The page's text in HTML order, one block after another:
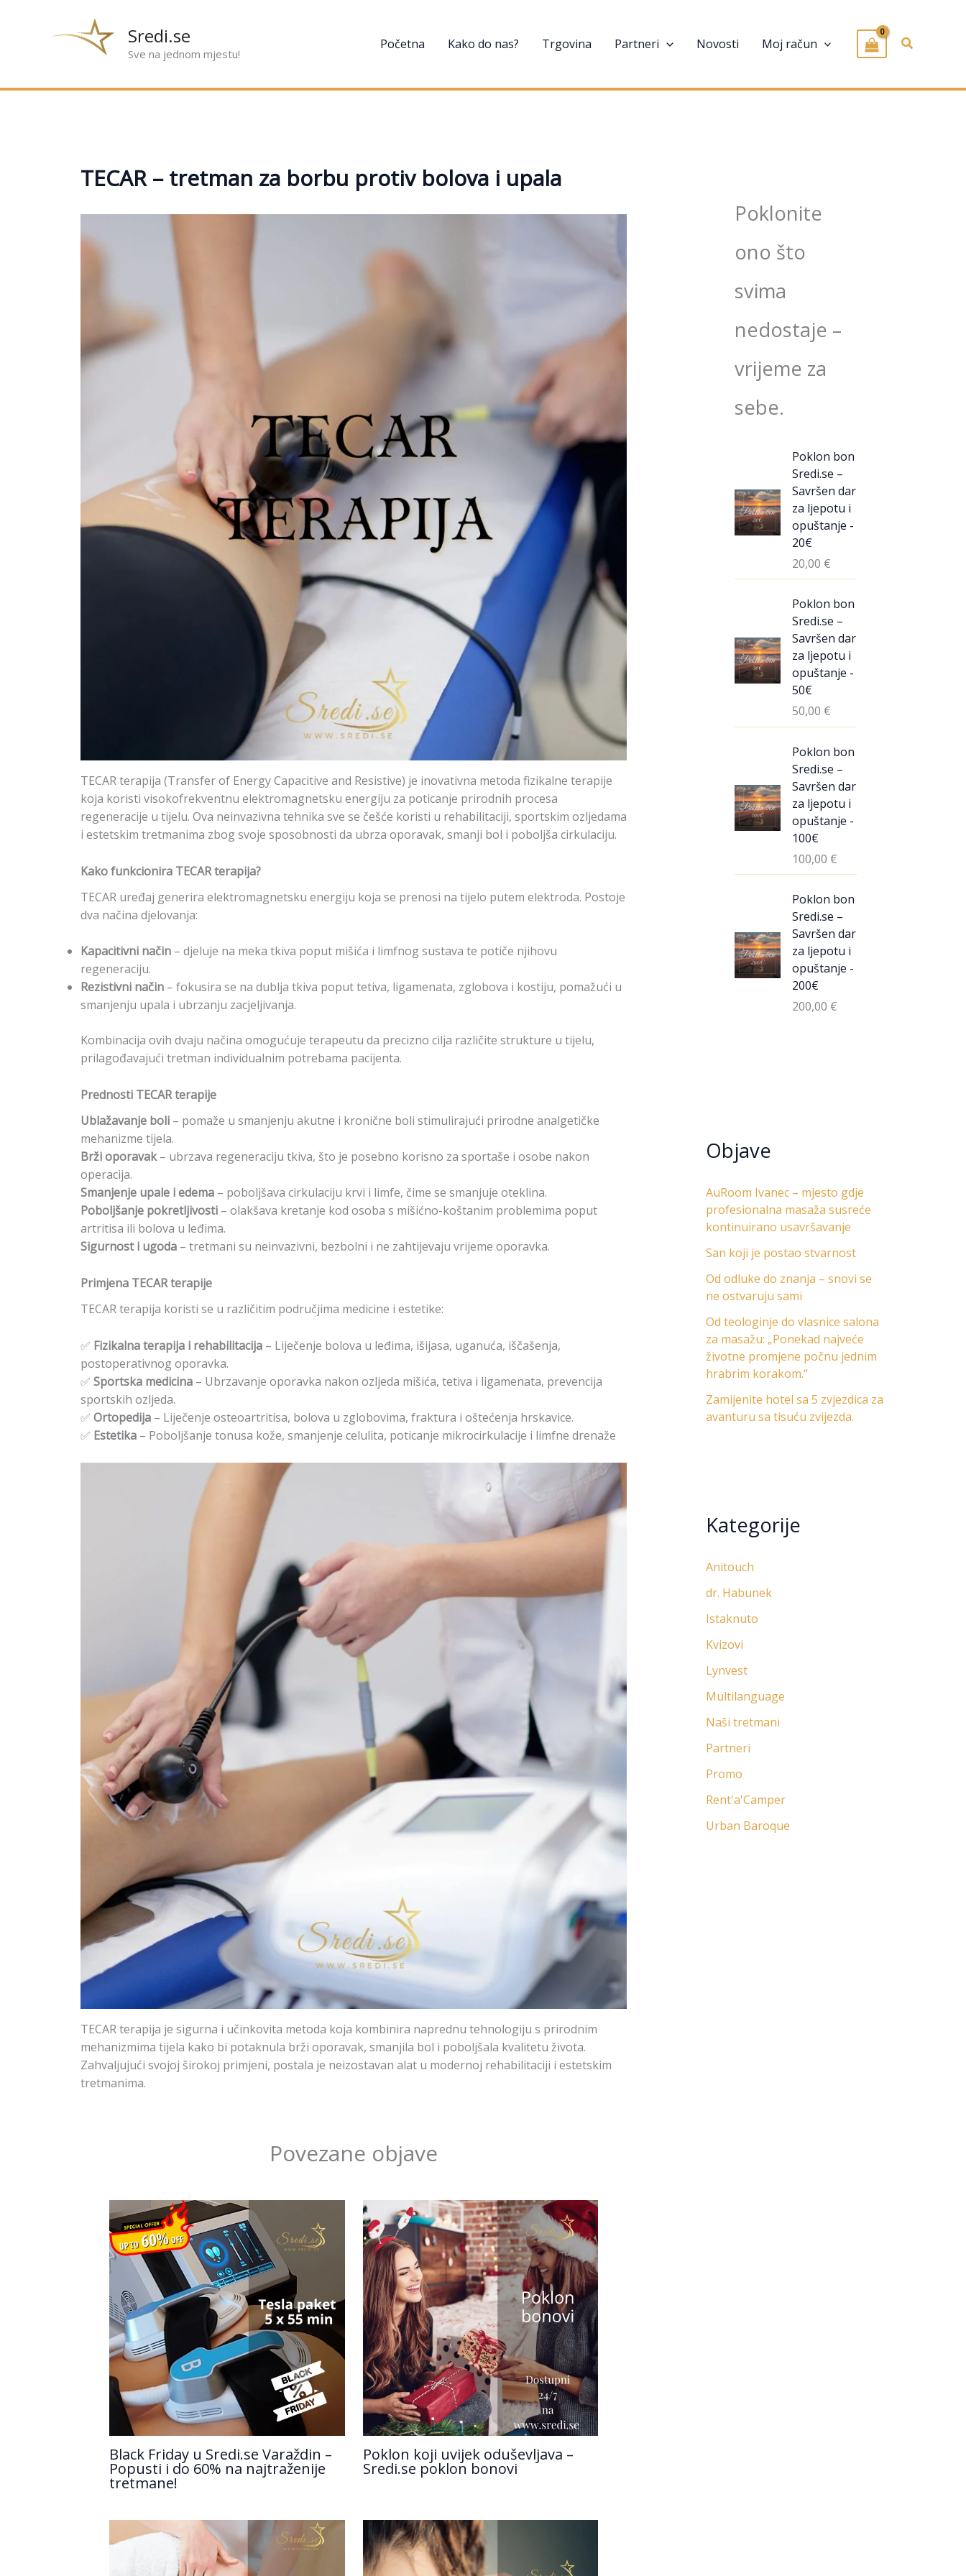
Sredi.se
Sve na jednom mjestu!
Početna Kako do nas? Trgovina Partneri Novosti Moj račun
TECAR – tretman za borbu protiv bolova i upala
TECAR terapija (Transfer of Energy Capacitive and Resistive) je inovativna metoda fizikalne terapije
koja koristi visokofrekventnu elektromagnetsku energiju za poticanje prirodnih procesa
regeneracije u tijelu. Ova neinvazivna tehnika sve se češće koristi u rehabilitaciji, sportskim ozljedama
i estetskim tretmanima zbog svoje sposobnosti da ubrza oporavak, smanji bol i poboljša cirkulaciju.
Kako funkcionira TECAR terapija?
TECAR uređaj generira elektromagnetsku energiju koja se prenosi na tijelo putem elektroda. Postoje
dva načina djelovanja:
Kapacitivni način – djeluje na meka tkiva poput mišića i limfnog sustava te potiče njihovu
regeneraciju.
Rezistivni način – fokusira se na dublja tkiva poput tetiva, ligamenata, zglobova i kostiju, pomažući u
smanjenju upala i ubrzanju zacjeljivanja.
Kombinacija ovih dvaju načina omogućuje terapeutu da precizno cilja različite strukture u tijelu,
prilagođavajući tretman individualnim potrebama pacijenta.
Prednosti TECAR terapije
Ublažavanje boli – pomaže u smanjenju akutne i kronične boli stimulirajući prirodne analgetičke
mehanizme tijela.
Brži oporavak– ubrzava regeneraciju tkiva, što je posebno korisno za sportaše i osobe nakon
operacija.
Smanjenje upale i edema – poboljšava cirkulaciju krvi i limfe, čime se smanjuje oteklina.
Poboljšanje pokretljivosti – olakšava kretanje kod osoba s mišićno-koštanim problemima poput
artritisa ili bolova u leđima.
Sigurnost i ugoda – tretmani su neinvazivni, bezbolni i ne zahtijevaju vrijeme oporavka.
Primjena TECAR terapije
TECAR terapija koristi se u različitim područjima medicine i estetike:
✅ Fizikalna terapija i rehabilitacija – Liječenje bolova u leđima, išijasa, uganuća, iščašenja,
postoperativnog oporavka.
✅ Sportska medicina – Ubrzavanje oporavka nakon ozljeda mišića, tetiva i ligamenata, prevencija
sportskih ozljeda.
✅ Ortopedija – Liječenje osteoartritisa, bolova u zglobovima, fraktura i oštećenja hrskavice.
✅ Estetika – Poboljšanje tonusa kože, smanjenje celulita, poticanje mikrocirkulacije i limfne drenaže
TECAR terapija je sigurna i učinkovita metoda koja kombinira naprednu tehnologiju s prirodnim
mehanizmima tijela kako bi potaknula brži oporavak, smanjila bol i poboljšala kvalitetu života.
Zahvaljujući svojoj širokoj primjeni, postala je neizostavan alat u modernoj rehabilitaciji i estetskim
tretmanima.
Povezane objave
Black Friday u Sredi.se Varaždin –
Popusti i do 60% na najtraženije
tretmane!
Poklon koji uvijek oduševljava –
Sredi.se poklon bonovi
Poklonite
ono što
svima
nedostaje –
vrijeme za
sebe.
Poklon bon
Sredi.se –
Savršen dar
za ljepotu i
opuštanje -
20€
20,00 €
Poklon bon
Sredi.se –
Savršen dar
za ljepotu i
opuštanje -
50€
50,00 €
Poklon bon
Sredi.se –
Savršen dar
za ljepotu i
opuštanje -
100€
100,00 €
Poklon bon
Sredi.se –
Savršen dar
za ljepotu i
opuštanje -
200€
200,00 €
Objave
AuRoom Ivanec – mjesto gdje
profesionalna masaža susreće
kontinuirano usavršavanje
San koji je postao stvarnost
Od odluke do znanja – snovi se
ne ostvaruju sami
Od teologinje do vlasnice salona
za masažu: „Ponekad najveće
životne promjene počnu jednim
hrabrim korakom.“
Zamijenite hotel sa 5 zvjezdica za
avanturu sa tisuću zvijezda.
Kategorije
Anitouch
dr. Habunek
Istaknuto
Kvizovi
Lynvest
Multilanguage
Naši tretmani
Partneri
Promo
Rent'a'Camper
Urban Baroque